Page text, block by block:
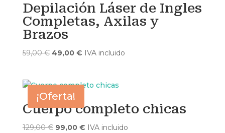
Depilación Láser de Ingles
Completas, Axilas y
Brazos
59,00€ El
era:
59,00 €.
49,00 €El
es:
IVA incluido
¡Oferta!
Cuerpo completo chicas
129,00€ El
99,00 €ElIVA incluido